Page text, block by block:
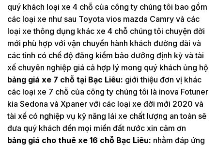
quý khách loại xe 4 chỗ của công ty chúng tôi bao gồm
các loại xe như sau Toyota vios mazda Camry và các
loại xe thông dụng khác xe 4 chỗ chúng tôi chuyện đời
mới phù hợp với vận chuyển hành khách đường dài và
các tỉnh có chế độ đăng kiểm bảo dưỡng định kỳ và tài
xế chuyên nghiệp giá cả hợp lý mong quý khách ủng hộ
bảng giá xe 7 chỗ tại Bạc Liêu: giới thiệu đơn vị khác
các loại xe 7 chỗ của công ty chúng tôi là inova Fotuner
kia Sedona và Xpaner với các loại xe đời mới 2020 và
tài xế có nghiệp vụ kỹ năng lái xe chất lượng an toàn sẽ
đưa quý khách đến mọi miền đất nước xin cảm ơn
bảng giá cho thuê xe 16 chỗ Bạc Liêu: nhằm đáp ứng